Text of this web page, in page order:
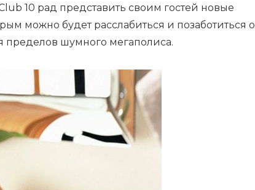
10 рад представить своим гостей новые
можно будет расслабиться и позаботиться о
пределов шумного мегаполиса.